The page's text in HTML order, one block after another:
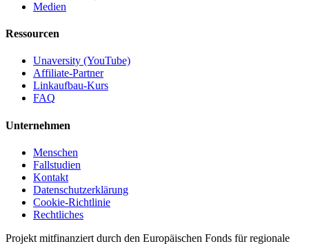
Medien
Ressourcen
Unaversity (YouTube)
Affiliate-Partner
Linkaufbau-Kurs
FAQ
Unternehmen
Menschen
Fallstudien
Kontakt
Datenschutzerklärung
Cookie-Richtlinie
Rechtliches
Projekt mitfinanziert durch den Europäischen Fonds für regionale